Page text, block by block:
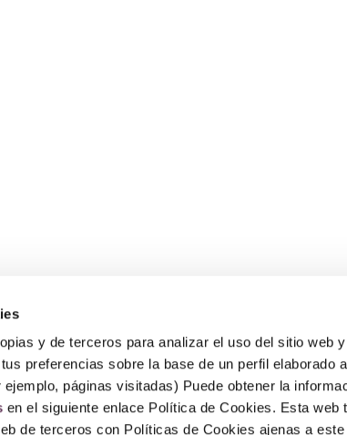
y de terceros para analizar el uso del sitio web
preferencias sobre la base de un perfil elaborado
páginas visitadas) Puede obtener la
en el siguiente enlace Política de Cookies. Esta web
de terceros con Políticas de Cookies ajenas a
Nosotros